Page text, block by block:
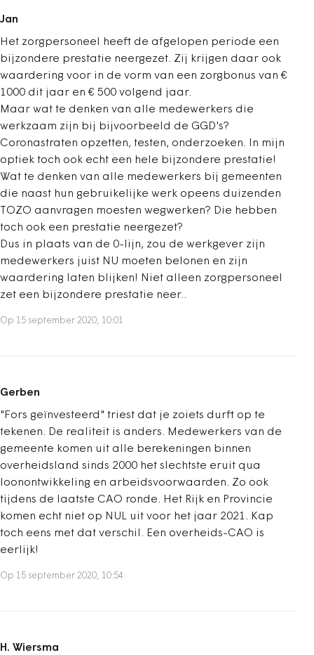
Jan
Het zorgpersoneel heeft de afgelopen periode een
bijzondere prestatie neergezet. Zij krijgen daar ook
waardering voor in de vorm van een zorgbonus van €
1000 dit jaar en € 500 volgend jaar.
Maar wat te denken van alle medewerkers die
werkzaam zijn bij bijvoorbeeld de GGD's?
Coronastraten opzetten, testen, onderzoeken. In mijn
optiek toch ook echt een hele bijzondere prestatie!
Wat te denken van alle medewerkers bij gemeenten
die naast hun gebruikelijke werk opeens duizenden
TOZO aanvragen moesten wegwerken? Die hebben
toch ook een prestatie neergezet?
Dus in plaats van de 0-lijn, zou de werkgever zijn
medewerkers juist NU moeten belonen en zijn
waardering laten blijken! Niet alleen zorgpersoneel
zet een bijzondere prestatie neer..
Op 15 september 2020, 10:01
Gerben
"Fors geïnvesteerd" triest dat je zoiets durft op te
tekenen. De realiteit is anders. Medewerkers van de
gemeente komen uit alle berekeningen binnen
overheidsland sinds 2000 het slechtste eruit qua
loonontwikkeling en arbeidsvoorwaarden. Zo ook
tijdens de laatste CAO ronde. Het Rijk en Provincie
komen echt niet op NUL uit voor het jaar 2021. Kap
toch eens met dat verschil. Een overheids-CAO is
eerlijk!
Op 15 september 2020, 10:54
H. Wiersma